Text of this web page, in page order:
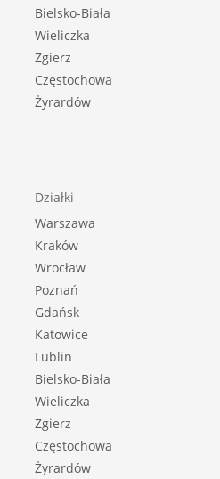
Bielsko-Biała
Wieliczka
Zgierz
Częstochowa
Żyrardów
Działki
Warszawa
Kraków
Wrocław
Poznań
Gdańsk
Katowice
Lublin
Bielsko-Biała
Wieliczka
Zgierz
Częstochowa
Żyrardów